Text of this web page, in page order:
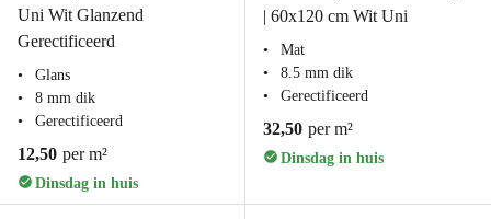
Uni Wit Glanzend
Gerectificeerd
Glans
8 mm dik
Gerectificeerd
12,50 per m²
Dinsdag in huis
| 60x120 cm Wit Uni
Mat
8.5 mm dik
Gerectificeerd
32,50 per m²
Dinsdag in huis